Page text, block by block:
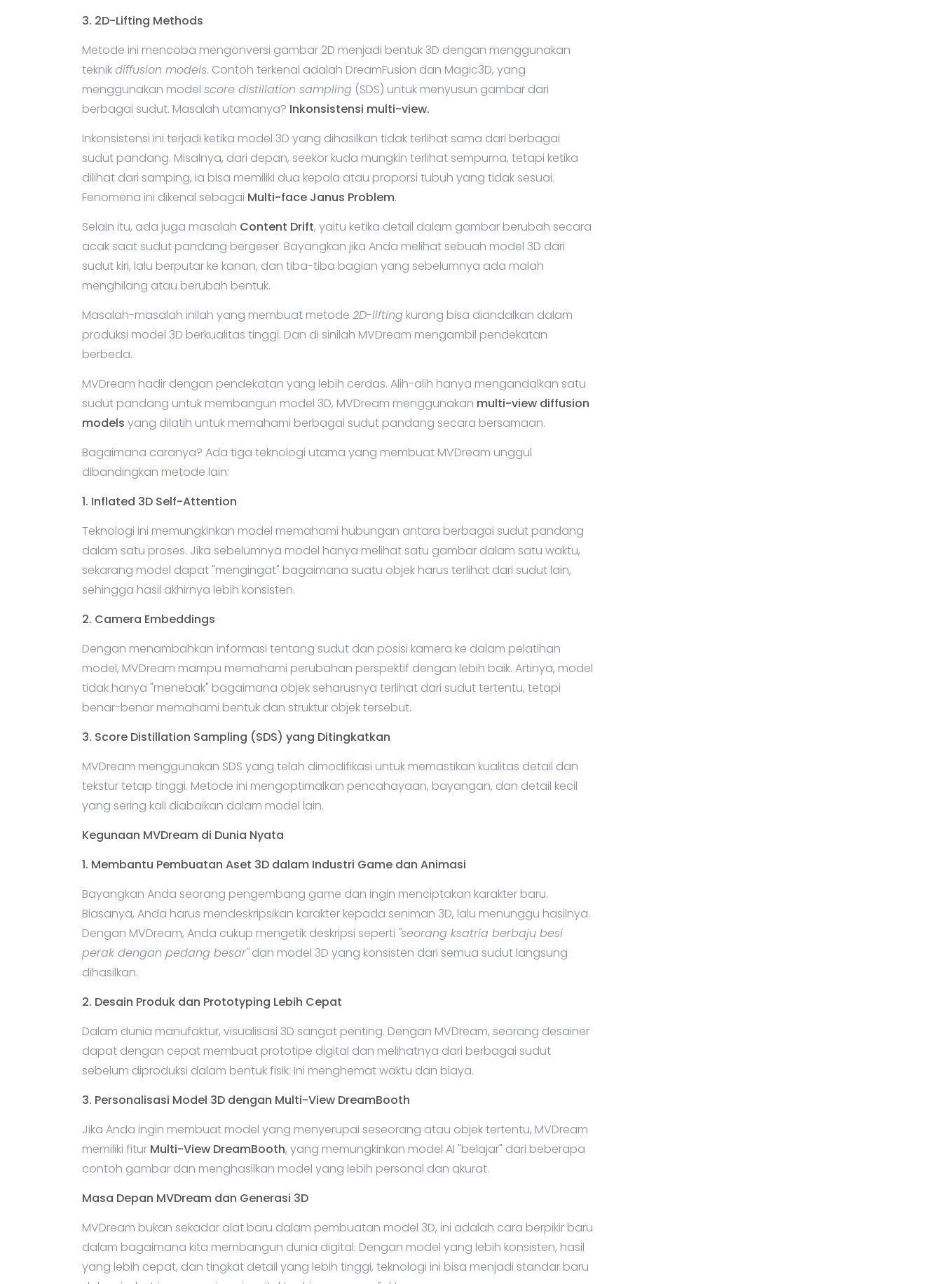
3. 2D-Lifting Methods
Metode ini mencoba mengonversi gambar 2D menjadi bentuk 3D dengan menggunakan
teknikdiffusion models. Contoh terkenal adalah DreamFusion dan Magic3D, yang
menggunakan model score distillation sampling (SDS) untuk menyusun gambar dari
berbagai sudut. Masalah utamanya? Inkonsistensi multi-view.
Inkonsistensi ini terjadi ketika model 3D yang dihasilkan tidak terlihat sama dari berbagai
sudut pandang. Misalnya, dari depan, seekor kuda mungkin terlihat sempurna, tetapi ketika
dilihat dari samping, ia bisa memiliki dua kepala atau proporsi tubuh yang tidak sesuai.
Fenomena ini dikenal sebagai Multi-face Janus Problem.
Selain itu, ada juga masalah Content Drift, yaitu ketika detail dalam gambar berubah secara
acak saat sudut pandang bergeser. Bayangkan jika Anda melihat sebuah model 3D dari
sudut kiri, lalu berputar ke kanan, dan tiba-tiba bagian yang sebelumnya ada malah
menghilang atau berubah bentuk.
Masalah-masalah inilah yang membuat metode 2D-lifting kurang bisa diandalkan dalam
produksi model 3D berkualitas tinggi. Dan di sinilah MVDream mengambil pendekatan
berbeda.
MVDream hadir dengan pendekatan yang lebih cerdas. Alih-alih hanya mengandalkan satu
sudut pandang untuk membangun model 3D, MVDream menggunakan multi-view diffusion
models yang dilatih untuk memahami berbagai sudut pandang secara bersamaan.
Bagaimana caranya? Ada tiga teknologi utama yang membuat MVDream unggul
dibandingkan metode lain:
1. Inflated 3D Self-Attention
Teknologi ini memungkinkan model memahami hubungan antara berbagai sudut pandang
dalam satu proses. Jika sebelumnya model hanya melihat satu gambar dalam satu waktu,
sekarang model dapat "mengingat" bagaimana suatu objek harus terlihat dari sudut lain,
sehingga hasil akhirnya lebih konsisten.
2. Camera Embeddings
Dengan menambahkan informasi tentang sudut dan posisi kamera ke dalam pelatihan
model, MVDream mampu memahami perubahan perspektif dengan lebih baik. Artinya, model
tidak hanya "menebak" bagaimana objek seharusnya terlihat dari sudut tertentu, tetapi
benar-benar memahami bentuk dan struktur objek tersebut.
3. Score Distillation Sampling (SDS) yang Ditingkatkan
MVDream menggunakan SDS yang telah dimodifikasi untuk memastikan kualitas detail dan
tekstur tetap tinggi. Metode ini mengoptimalkan pencahayaan, bayangan, dan detail kecil
yang sering kali diabaikan dalam model lain.
Kegunaan MVDream di Dunia Nyata
1. Membantu Pembuatan Aset 3D dalam Industri Game dan Animasi
Bayangkan Anda seorang pengembang game dan ingin menciptakan karakter baru.
Biasanya, Anda harus mendeskripsikan karakter kepada seniman 3D, lalu menunggu hasilnya.
Dengan MVDream, Anda cukup mengetik deskripsi seperti "seorang ksatria berbaju besi
perak dengan pedang besar"dan model 3D yang konsisten dari semua sudut langsung
dihasilkan.
2. Desain Produk dan Prototyping Lebih Cepat
Dalam dunia manufaktur, visualisasi 3D sangat penting. Dengan MVDream, seorang desainer
dapat dengan cepat membuat prototipe digital dan melihatnya dari berbagai sudut
sebelum diproduksi dalam bentuk fisik. Ini menghemat waktu dan biaya.
3. Personalisasi Model 3D dengan Multi-View DreamBooth
Jika Anda ingin membuat model yang menyerupai seseorang atau objek tertentu, MVDream
memiliki fitur Multi-View DreamBooth, yang memungkinkan model AI "belajar" dari beberapa
contoh gambar dan menghasilkan model yang lebih personal dan akurat.
Masa Depan MVDream dan Generasi 3D
MVDream bukan sekadar alat baru dalam pembuatan model 3D, ini adalah cara berpikir baru
dalam bagaimana kita membangun dunia digital. Dengan model yang lebih konsisten, hasil
yang lebih cepat, dan tingkat detail yang lebih tinggi, teknologi ini bisa menjadi standar baru